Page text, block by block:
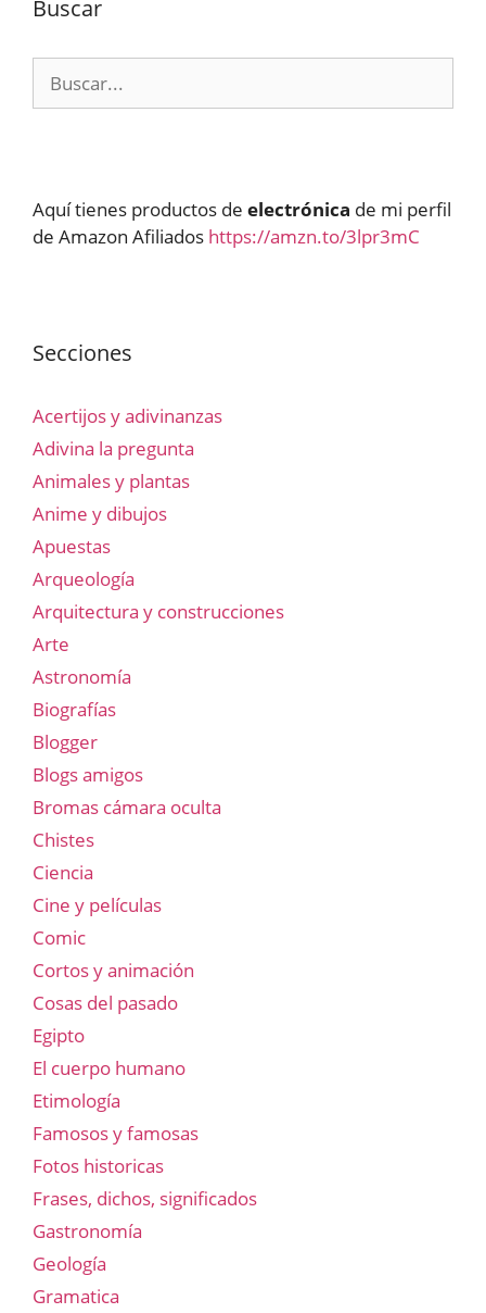
Buscar
Aquí tienes productos de electrónica de mi perfil
de Amazon Afiliados https://amzn.to/3lpr3mC
Secciones
Acertijos y adivinanzas
Adivina la pregunta
Animales y plantas
Anime y dibujos
Apuestas
Arqueología
Arquitectura y construcciones
Arte
Astronomía
Biografías
Blogger
Blogs amigos
Bromas cámara oculta
Chistes
Ciencia
Cine y películas
Comic
Cortos y animación
Cosas del pasado
Egipto
El cuerpo humano
Etimología
Famosos y famosas
Fotos historicas
Frases, dichos, significados
Gastronomía
Geología
Gramatica